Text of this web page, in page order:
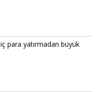
para yatırmadan büyük